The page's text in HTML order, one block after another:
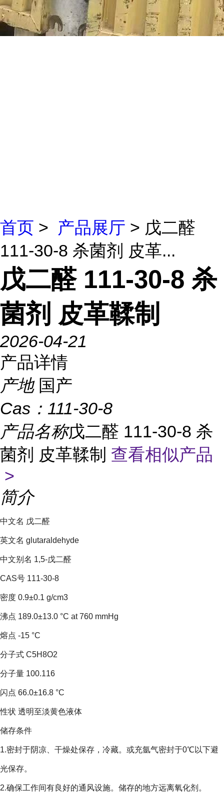
首页 > 产品展厅 > 戊二醛
111-30-8 杀菌剂 皮革...
戊二醛 111-30-8 杀
菌剂 皮革鞣制
2026-04-21
产品详情
产地 国产
Cas： 111-30-8
产品名称戊二醛 111-30-8 杀
菌剂 皮革鞣制 查看相似产品
>
简介
中文名 戊二醛
英文名 glutaraldehyde
中文别名 1,5-戊二醛
CAS号 111-30-8
密度 0.9±0.1 g/cm3
沸点 189.0±13.0 °C at 760 mmHg
熔点 -15 °C
分子式 C5H8O2
分子量 100.116
闪点 66.0±16.8 °C
性状 透明至淡黄色液体
储存条件
1.密封于阴凉、干燥处保存，冷藏。或充氩气密封于0℃以下避
光保存。
2.确保工作间有良好的通风设施。储存的地方远离氧化剂。